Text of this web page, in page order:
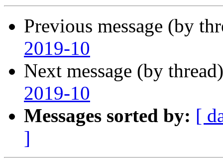
Previous message (by
2019-10
Next message (by
2019-10
Messages sorted by: [
]